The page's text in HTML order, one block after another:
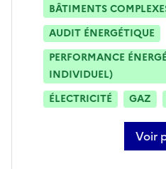
BÂTIMENTS
AUDIT ÉNERGÉTIQUE
PERFORMANCE
INDIVIDUEL)
ÉLECTRICITÉ
GAZ
Voir
sur